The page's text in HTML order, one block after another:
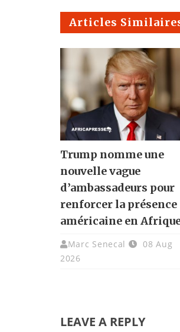
Articles
Trump nomme une
nouvelle vague
d’ambassadeurs pour
renforcer la présence
américaine en
Marc Senecal
08 Aug
2026
LEAVE A REPLY